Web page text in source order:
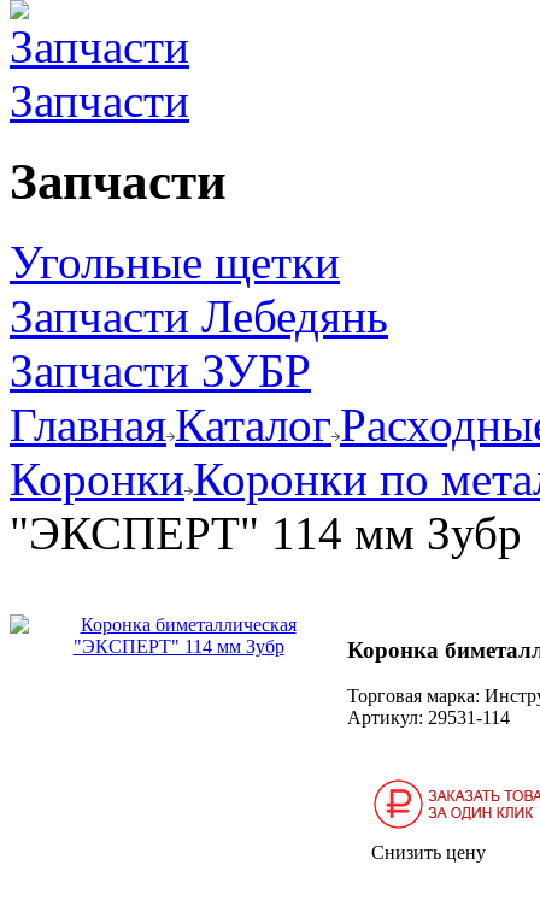
Запчасти
Запчасти
Угольные щетки
Запчасти Лебедянь
Запчасти ЗУБР
ГлавнаяКаталог
Коронки Коронки по
"ЭКСПЕРТ" 114 мм Зубр
Коронка
Торговая марка:
Артикул: 29531-114
Снизить цену